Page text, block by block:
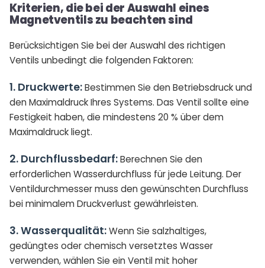
Kriterien, die bei der Auswahl eines
Magnetventils zu beachten sind
Berücksichtigen Sie bei der Auswahl des richtigen
Ventils unbedingt die folgenden Faktoren:
1. Druckwerte:Bestimmen Sie den Betriebsdruck und
den Maximaldruck Ihres Systems. Das Ventil sollte eine
Festigkeit haben, die mindestens 20 % über dem
Maximaldruck liegt.
2. Durchflussbedarf:Berechnen Sie den
erforderlichen Wasserdurchfluss für jede Leitung. Der
Ventildurchmesser muss den gewünschten Durchfluss
bei minimalem Druckverlust gewährleisten.
3. Wasserqualität:Wenn Sie salzhaltiges,
gedüngtes oder chemisch versetztes Wasser
verwenden, wählen Sie ein Ventil mit hoher